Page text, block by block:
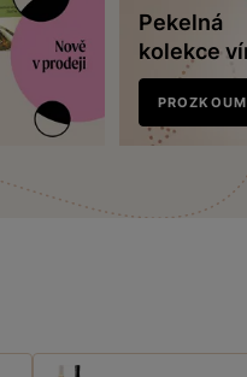
Pekelná
kolekce